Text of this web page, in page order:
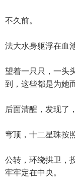
不久前。
法大水身躯浮在血
望着一只只，一头
到，这些都是为她
后面清醒，发现了
穹顶，十二星珠按
公转，环绕拱卫，
牢牢定在中央。